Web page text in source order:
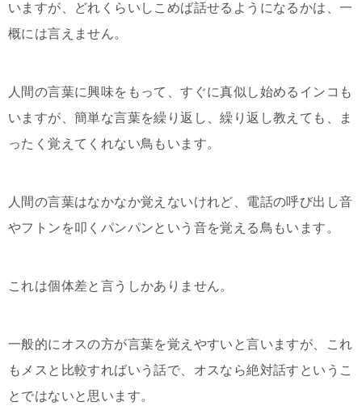
いますが、どれくらいしこめば話せるようになるかは、一
概には言えません。
人間の言葉に興味をもって、すぐに真似し始めるインコも
いますが、簡単な言葉を繰り返し、繰り返し教えても、ま
ったく覚えてくれない鳥もいます。
人間の言葉はなかなか覚えないけれど、電話の呼び出し音
やフトンを叩くパンパンという音を覚える鳥もいます。
これは個体差と言うしかありません。
一般的にオスの方が言葉を覚えやすいと言いますが、これ
もメスと比較すればいう話で、オスなら絶対話すというこ
とではないと思います。